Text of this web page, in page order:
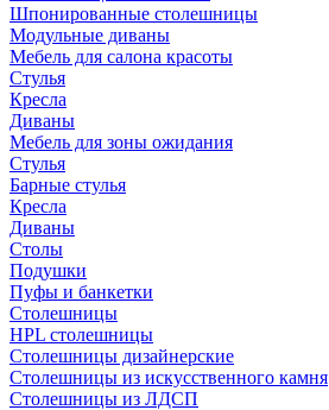
Шпонированные столешницы
Модульные диваны
Мебель для салона красоты
Стулья
Кресла
Диваны
Мебель для зоны ожидания
Стулья
Барные стулья
Кресла
Диваны
Столы
Подушки
Пуфы и банкетки
Столешницы
HPL столешницы
Столешницы дизайнерские
Столешницы из искусственного камня
Столешницы из ЛДСП